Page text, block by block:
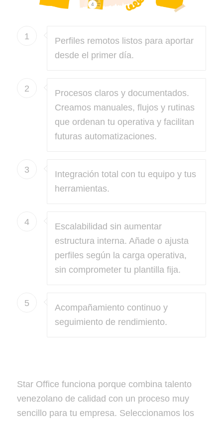
4
1
Perfiles remotos listos para aportar
desde el primer día.
2
Procesos claros y documentados.
Creamos manuales, flujos y rutinas
que ordenan tu operativa y facilitan
futuras automatizaciones.
3
Integración total con tu equipo y tus
herramientas.
4
Escalabilidad sin aumentar
estructura interna. Añade o ajusta
perfiles según la carga operativa,
sin comprometer tu plantilla fija.
5
Acompañamiento continuo y
seguimiento de rendimiento.
Star Office funciona porque combina talento
venezolano de calidad con un proceso muy
sencillo para tu empresa. Seleccionamos los